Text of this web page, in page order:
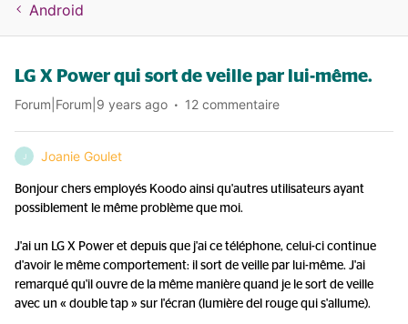
Android
LG X Power qui sort de veille par lui-même.
Forum|Forum|9 years ago 12 commentaire
J Joanie Goulet
Bonjour chers employés Koodo ainsi qu'autres utilisateurs ayant
possiblement le même problème que moi.
J'ai un LG X Power et depuis que j'ai ce téléphone, celui-ci continue
d'avoir le même comportement: il sort de veille par lui-même. J'ai
remarqué qu'il ouvre de la même manière quand je le sort de veille
avec un « double tap » sur l'écran (lumière del rouge qui s'allume).